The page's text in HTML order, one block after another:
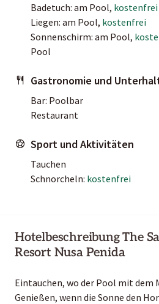
Badetuch: am Pool, kostenfrei
Liegen: am Pool, kostenfrei
Sonnenschirm: am Pool,
Pool
Gastronomie und
Bar: Poolbar
Restaurant
Sport und Aktivitäten
Tauchen
Schnorcheln: kostenfrei
Hotelbeschreibung The
Resort Nusa Penida
Eintauchen, wo der Pool mit dem
Genießen, wenn die Sonne den